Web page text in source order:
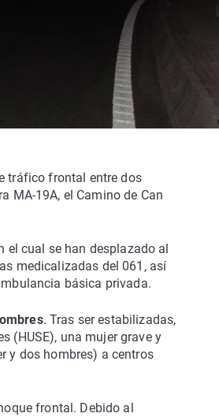
tráfico frontal entre dos
MA-19A, el Camino de Can
el cual se han desplazado al
medicalizadas del 061, así
básica privada.
. Tras ser estabilizadas,
(HUSE), una mujer grave y
y dos hombres) a centros
frontal. Debido al